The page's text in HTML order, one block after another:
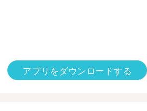
アプリをダウンロードする